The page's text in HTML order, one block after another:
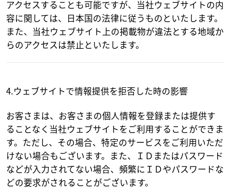
アクセスすることも可能ですが、当社ウェブサイトの内
容に関しては、日本国の法律に従うものといたします。
また、当社ウェブサイト上の掲載物が違法とする地域か
らのアクセスは禁止といたします。
4.ウェブサイトで情報提供を拒否した時の影響
お客さまは、お客さまの個人情報を登録または提供す
ることなく当社ウェブサイトをご利用することができま
す。ただし、その場合、特定のサービスをご利用いただ
けない場合もございます。また、ＩＤまたはパスワード
などが入力されてない場合、頻繁にＩＤやパスワードな
どの要求がされることがございます。